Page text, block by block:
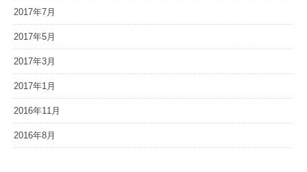
2017年7月
2017年5月
2017年3月
2017年1月
2016年11月
2016年8月